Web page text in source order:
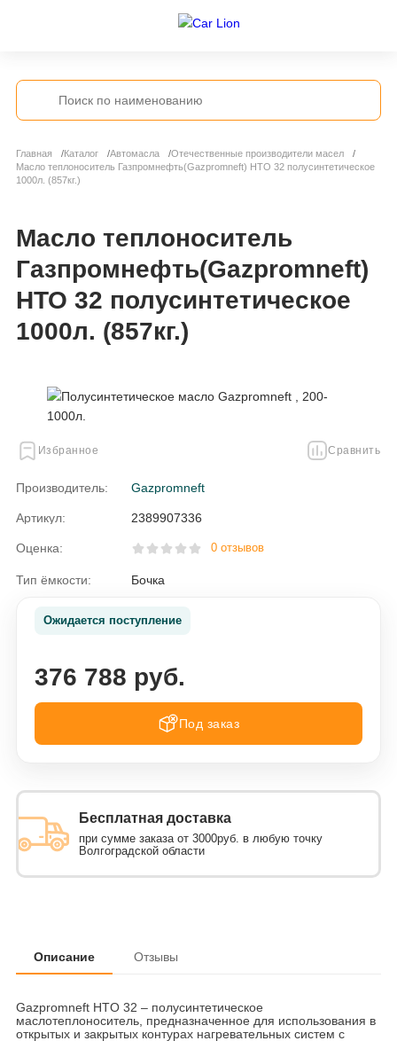
Главная Каталог Автомасла
Отечественные производители масел
Масло теплоноситель Газпромнефть(Gazpromneft) HTO 32 полусинтетическое
1000л. (857кг.)
Масло теплоноситель
Газпромнефть(Gazpromneft)
HTO 32 полусинтетическое
1000л. (857кг.)
Избранное Сравнить
Производитель: Gazpromneft
Артикул: 2389907336
Оценка: 0 отзывов
Тип ёмкости: Бочка
Ожидается поступление
376 788 руб.
Под заказ
Бесплатная доставка
при сумме заказа от 3000руб. в любую точку
Волгоградской области
Описание Отзывы
Gazpromneft HTO 32 – полусинтетическое
маслотеплоноситель, предназначенное для использования в
открытых и закрытых контурах нагревательных систем с